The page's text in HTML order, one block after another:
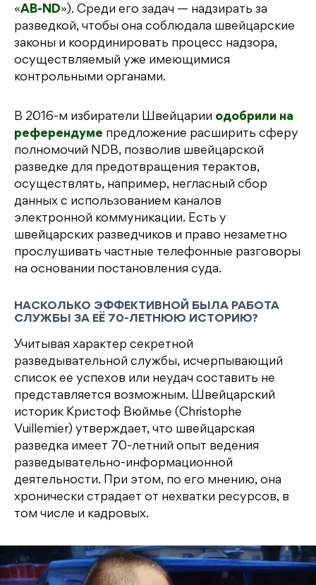
«AB-ND»). Среди его задач — надзирать за
разведкой, чтобы она соблюдала швейцарские
законы и координировать процесс надзора,
осуществляемый уже имеющимися
контрольными органами.
В 2016-м избиратели Швейцарии одобрили на
референдуме предложение расширить сферу
полномочий NDB, позволив швейцарской
разведке для предотвращения терактов,
осуществлять, например, негласный сбор
данных с использованием каналов
электронной коммуникации. Есть у
швейцарских разведчиков и право незаметно
прослушивать частные телефонные разговоры
на основании постановления суда.
НАСКОЛЬКО ЭФФЕКТИВНОЙ БЫЛА РАБОТА
СЛУЖБЫ ЗА ЕЁ 70-ЛЕТНЮЮ ИСТОРИЮ?
Учитывая характер секретной
разведывательной службы, исчерпывающий
список ее успехов или неудач составить не
представляется возможным. Швейцарский
историк Кристоф Вюймье (Christophe
Vuillemier) утверждает, что швейцарская
разведка имеет 70-летний опыт ведения
разведывательно-информационной
деятельности. При этом, по его мнению, она
хронически страдает от нехватки ресурсов, в
том числе и кадровых.